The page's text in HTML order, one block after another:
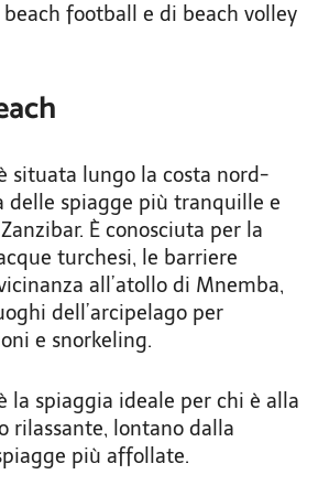
football e di beach volley
situata lungo la costa nord-
delle spiagge più tranquille e
È conosciuta per la
turchesi, le barriere
all’atollo di Mnemba,
dell’arcipelago per
e snorkeling.
la spiaggia ideale per chi è alla
rilassante, lontano dalla
più affollate.